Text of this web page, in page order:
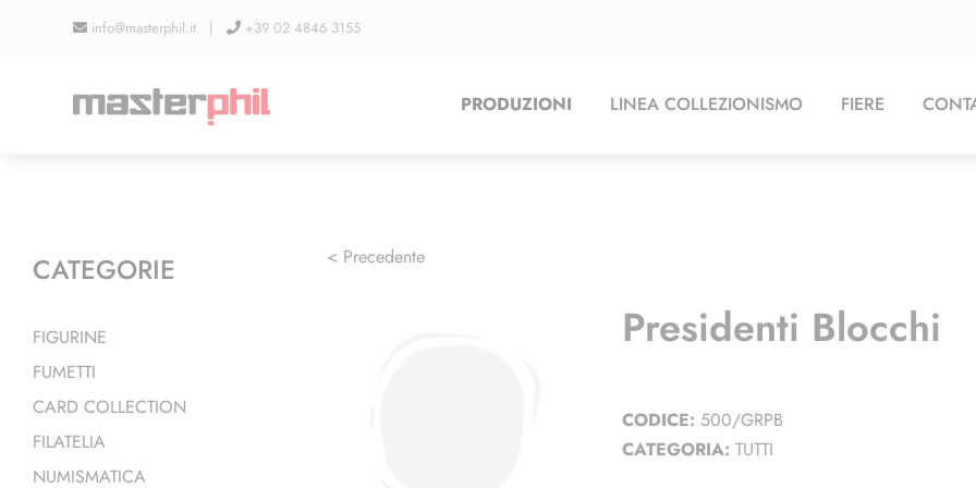
info@masterphil.it | +39 02 4846 3155
PRODUZIONI LINEA COLLEZIONISMO FIERE
< Precedente
Presidenti Blocchi
CODICE: 500/GRPB
CATEGORIA: TUTTI
CATEGORIE
FIGURINE
FUMETTI
CARD COLLECTION
FILATELIA
NUMISMATICA